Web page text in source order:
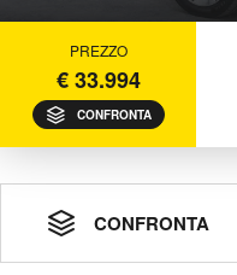
PREZZO
€ 33.994
CONFRONTA
CONFRONTA